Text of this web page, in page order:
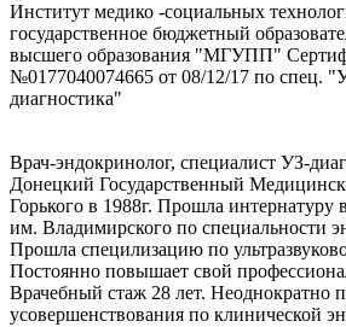
Институт медико -социальных
государственное бюджетный
высшего образования "МГУПП"
№0177040074665 от 08/12/17 по спец.
диагностика"
Врач-эндокринолог, специалист УЗ-
Донецкий Государственный
Горького в 1988г. Прошла
им. Владимирского по специальности
Прошла специлизацию по
Постоянно повышает свой
Врачебный стаж 28 лет. Неоднократно
усовершенствования по клинической